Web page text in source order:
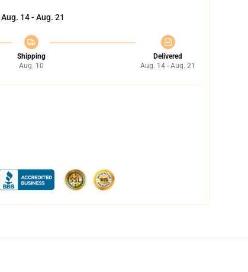
Aug. 14 - Aug. 21
Shipping
Aug. 10
Delivered
Aug. 14 - Aug. 21